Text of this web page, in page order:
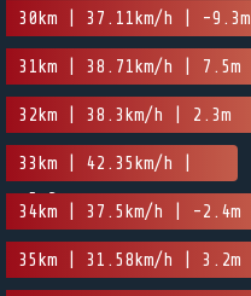
30km | 37.11km/h | -9.3m
31km | 38.71km/h | 7.5m
32km | 38.3km/h | 2.3m
33km | 42.35km/h |
-5.2m
34km | 37.5km/h | -2.4m
35km | 31.58km/h | 3.2m